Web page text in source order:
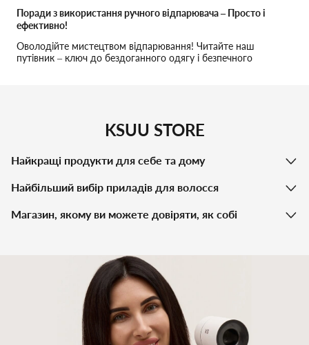
Поради з використання ручного відпарювача – Просто і
ефективно!
Оволодійте мистецтвом відпарювання! Читайте наш
путівник – ключ до бездоганного одягу і безпечного
KSUU STORE
Найкращі продукти для себе та дому
Найбільший вибір приладів для волосся
Магазин, якому ви можете довіряти, як собі